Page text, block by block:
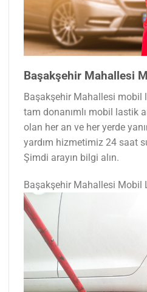
Başakşehir Mahallesi
Başakşehir Mahallesi mobil
tam donanımlı mobil lastik
olan her an ve her yerde
yardım hizmetimiz 24 saat
Şimdi arayın bilgi alın.
Başakşehir Mahallesi Mobil